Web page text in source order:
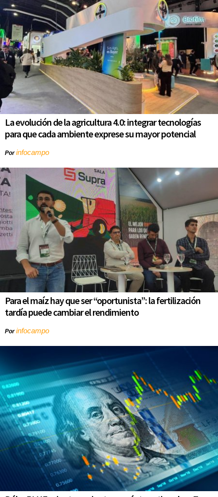
La evolución de la agricultura 4.0: integrar tecnologías
para que cada ambiente exprese su mayor potencial
Porinfocampo
Para el maíz hay que ser “oportunista”: la fertilización
tardía puede cambiar el rendimiento
Porinfocampo